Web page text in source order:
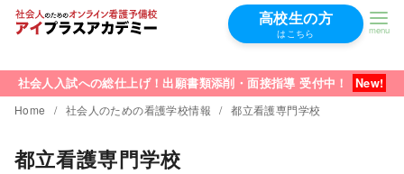
高校生の方
はこちら
社会人入試への総仕上げ！出願書類添削・面接指導 受付中！
Home 社会人のための看護学校情報 都立看護専門学校
都立看護専門学校